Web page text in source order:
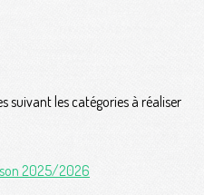
suivant les catégories à réaliser